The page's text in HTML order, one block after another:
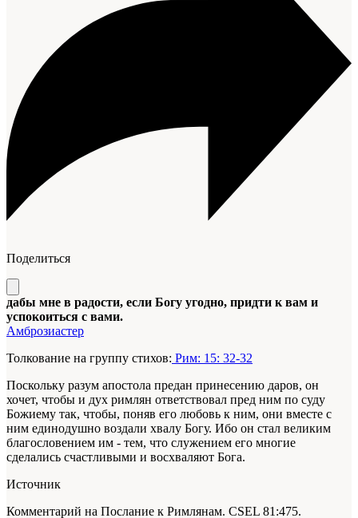
Поделиться
дабы мне в радости, если Богу угодно, придти к вам и
успокоиться с вами.
Амброзиастер
Толкование на группу стихов: Рим: 15: 32-32
Поскольку разум апостола предан принесению даров, он
хочет, чтобы и дух римлян ответствовал пред ним по суду
Божиему так, чтобы, поняв его любовь к ним, они вместе с
ним единодушно воздали хвалу Богу. Ибо он стал великим
благословением им - тем, что служением его многие
сделались счастливыми и восхваляют Бога.
Источник
Комментарий на Послание к Римлянам. CSEL 81:475.